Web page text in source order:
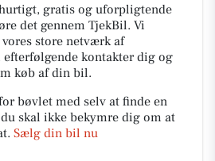
gratis og uforpligtende
det gennem TjekBil. Vi
store netværk af
kontakter dig og
køb af din bil.
bøvlet med selv at finde en
skal ikke bekymre dig om at
Sælg din bil nu